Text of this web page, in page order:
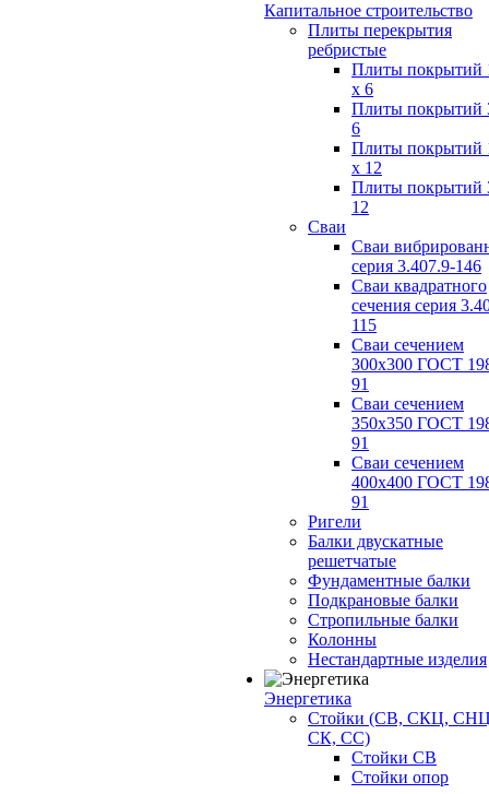
Капитальное строительство
Плиты перекрытия
ребристые
Плиты покрытий
x 6
Плиты покрытий
6
Плиты покрытий
x 12
Плиты покрытий
12
Сваи
Сваи
серия 3.407.9-146
Сваи квадратного
сечения серия
115
Сваи сечением
300х300 ГОСТ
91
Сваи сечением
350х350 ГОСТ
91
Сваи сечением
400х400 ГОСТ
91
Ригели
Балки двускатные
решетчатые
Фундаментные балки
Подкрановые балки
Стропильные балки
Колонны
Нестандартные изделия
Энергетика
Стойки (СВ, СКЦ,
СК, СС)
Стойки СВ
Стойки опор